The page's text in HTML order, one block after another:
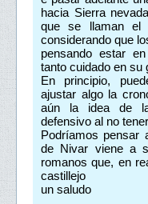
hacia Sierra
que se llaman el
considerando que
pensando estar
tanto cuidado en su
En principio,
ajustar algo la
aún la idea de
defensivo al no
Podríamos pensar
de Nivar viene a
romanos que, en
castillejo
un saludo